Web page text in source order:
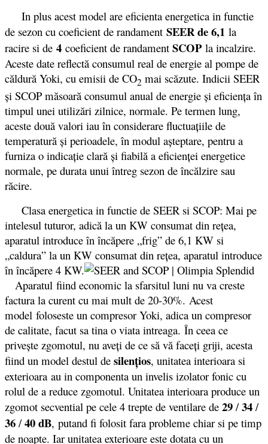
In plus acest model are eficienta energetica in functie
de sezon cu coeficient de randament SEER de 6,1 la
racire si de 4 coeficient de randament SCOP la incalzire.
Aceste date reflectă consumul real de energie al pompe de
căldură Yoki, cu emisii de CO2 mai scăzute. Indicii SEER
şi SCOP măsoară consumul anual de energie şi eficienţa în
timpul unei utilizări zilnice, normale. Pe termen lung,
aceste două valori iau în considerare fluctuaţiile de
temperatură şi perioadele, în modul aşteptare, pentru a
furniza o indicaţie clară şi fiabilă a eficienţei energetice
normale, pe durata unui întreg sezon de încălzire sau
răcire.
Clasa energetica in functie de SEER si SCOP: Mai pe
intelesul tuturor, adică la un KW consumat din reţea,
aparatul introduce în încăpere „frig” de 6,1 KW si
„caldura” la un KW consumat din reţea, aparatul introduce
în încăpere 4 KW.
Aparatul fiind economic la sfarsitul luni nu va creste
factura la curent cu mai mult de 20-30%. Acest
model foloseste un compresor Yoki, adica un compresor
de calitate, facut sa tina o viata intreaga. În ceea ce
priveşte zgomotul, nu aveţi de ce să vă faceţi griji, acesta
fiind un model destul de silenţios, unitatea interioara si
exterioara au in componenta un invelis izolator fonic cu
rolul de a reduce zgomotul. Unitatea interioara produce un
zgomot secvential pe cele 4 trepte de ventilare de 29 /34 /
36 /40dB, putand fi folosit fara probleme chiar si pe timp
de noapte. Iar unitatea exterioare este dotata cu un